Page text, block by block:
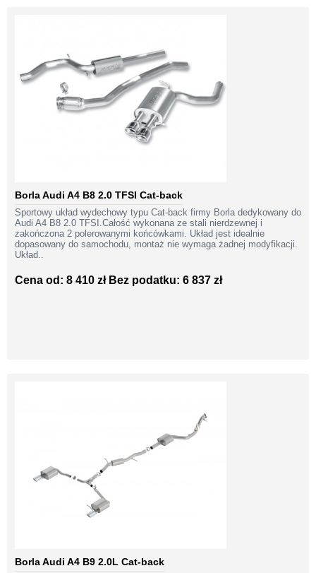
Borla Audi A4 B8 2.0 TFSI Cat-back
Sportowy układ wydechowy typu Cat-back firmy Borla dedykowany do
Audi A4 B8 2.0 TFSI.Całość wykonana ze stali nierdzewnej i
zakończona 2 polerowanymi końcówkami. Układ jest idealnie
dopasowany do samochodu, montaż nie wymaga żadnej modyfikacji.
Układ..
Cena od: 8 410 zł Bez podatku: 6 837 zł
Borla Audi A4 B9 2.0L Cat-back